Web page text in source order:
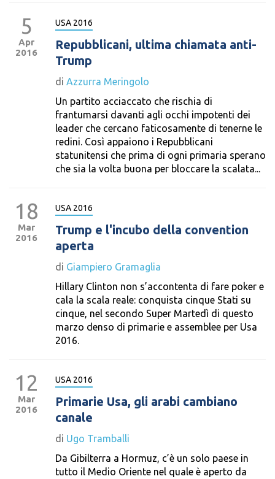
5
Apr
2016
USA 2016
Repubblicani, ultima chiamata anti-
Trump
di Azzurra Meringolo
Un partito acciaccato che rischia di
frantumarsi davanti agli occhi impotenti dei
leader che cercano faticosamente di tenerne le
redini. Così appaiono i Repubblicani
statunitensi che prima di ogni primaria sperano
che sia la volta buona per bloccare la scalata...
18
Mar
2016
USA 2016
Trump e l'incubo della convention
aperta
di Giampiero Gramaglia
Hillary Clinton non s’accontenta di fare poker e
cala la scala reale: conquista cinque Stati su
cinque, nel secondo Super Martedì di questo
marzo denso di primarie e assemblee per Usa
2016.
12
Mar
2016
USA 2016
Primarie Usa, gli arabi cambiano
canale
di Ugo Tramballi
Da Gibilterra a Hormuz, c’è un solo paese in
tutto il Medio Oriente nel quale è aperto da